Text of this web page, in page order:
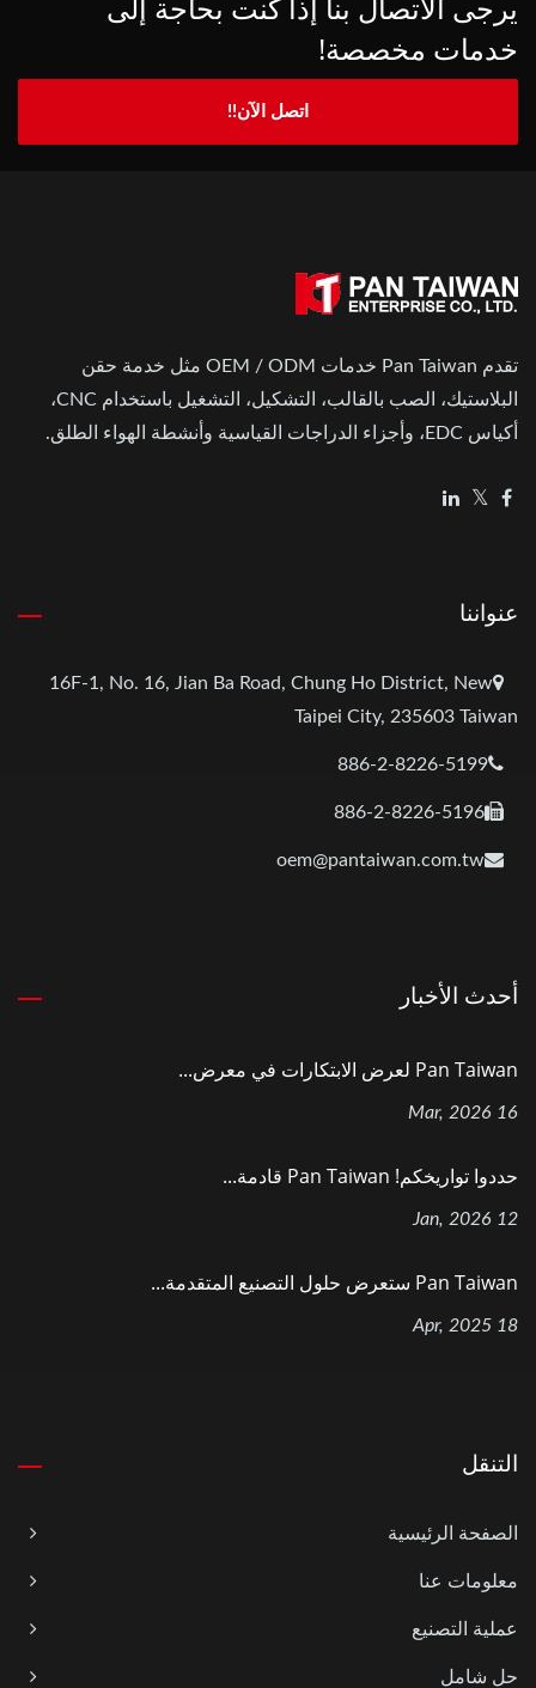
خدمات مخصصة!
اتصل الآن!!
تقدم Pan Taiwan خدمات OEM / ODM مثل خدمة حقن
البلاستيك، الصب بالقالب، التشكيل، التشغيل باستخدام CNC،
أكياس EDC، وأجزاء الدراجات القياسية وأنشطة الهواء الطلق.
عنواننا
16F-1, No. 16, Jian Ba Road, Chung Ho District, New
Taipei City, 235603 Taiwan
886-2-8226-5199
886-2-8226-5196
oem@pantaiwan.com.tw
أحدث الأخبار
Pan Taiwan لعرض الابتكارات في معرض...
16 Mar, 2026
حددوا تواريخكم! Pan Taiwan قادمة...
12 Jan, 2026
Pan Taiwan ستعرض حلول التصنيع المتقدمة...
18 Apr, 2025
التنقل
الصفحة الرئيسية
معلومات عنا
عملية التصنيع
حل شامل